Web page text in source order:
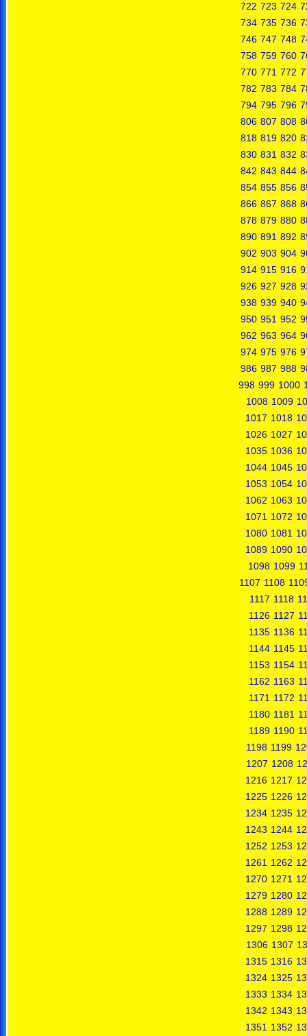
722 723 724
734 735 736
746 747 748
758 759 760
770 771 772
782 783 784
794 795 796
806 807 808
818 819 820
830 831 832
842 843 844
854 855 856
866 867 868
878 879 880
890 891 892
902 903 904
914 915 916
926 927 928
938 939 940
950 951 952
962 963 964
974 975 976
986 987 988
998 999 1000
1008 1009
1017 1018
1026 1027
1035 1036
1044 1045
1053 1054
1062 1063
1071 1072
1080 1081
1089 1090
1098 1099
1107 1108
1117 1118
1126 1127
1135 1136
1144 1145
1153 1154
1162 1163
1171 1172
1180 1181
1189 1190
1198 1199
1207 1208
1216 1217
1225 1226
1234 1235
1243 1244
1252 1253
1261 1262
1270 1271
1279 1280
1288 1289
1297 1298
1306 1307
1315 1316
1324 1325
1333 1334
1342 1343
1351 1352